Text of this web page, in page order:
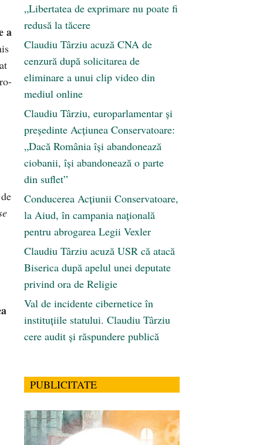
a
„Libertatea de exprimare nu poate fi
redusă la tăcere
Claudiu Târziu acuză CNA de
cenzură după solicitarea de
eliminare a unui clip video din
mediul online
Claudiu Târziu, europarlamentar și
președinte Acțiunea Conservatoare:
„Dacă România își abandonează
ciobanii, își abandonează o parte
din suflet”
Conducerea Acțiunii Conservatoare,
la Aiud, în campania națională
pentru abrogarea Legii Vexler
Claudiu Târziu acuză USR că atacă
Biserica după apelul unei deputate
privind ora de Religie
Val de incidente cibernetice în
instituțiile statului. Claudiu Târziu
cere audit și răspundere publică
PUBLICITATE